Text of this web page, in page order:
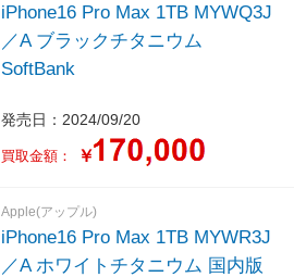
iPhone16 Pro Max 1TB MYWQ3J
／A ブラックチタニウム
SoftBank
発売日：2024/09/20
買取金額： ￥
Apple(アップル)
iPhone16 Pro Max 1TB MYWR3J
／A ホワイトチタニウム 国内版